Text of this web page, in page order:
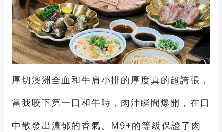
厚切澳洲全血和牛肩小排的厚度真的超誇張，
當我咬下第一口和牛時，肉汁瞬間爆開，在口
中散發出濃郁的香氣。M9+的等級保證了肉